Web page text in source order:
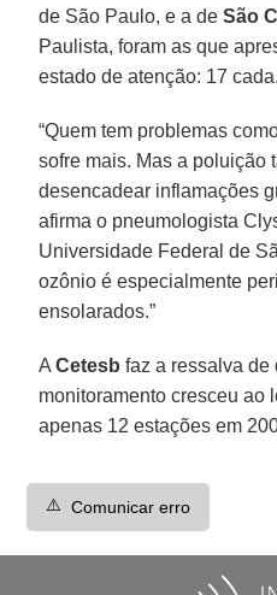
de São Paulo, e a deSão
Paulista, foram as que
estado de atenção: 17 cada.
“Quem tem problemas
sofre mais. Mas a poluição
desencadear inflamações
afirma o pneumologista
Universidade Federal de
ozônio é especialmente
ensolarados.”
ACetesb faz a ressalva de
monitoramento cresceu ao
apenas 12 estações em
⚠️ Comunicar erro